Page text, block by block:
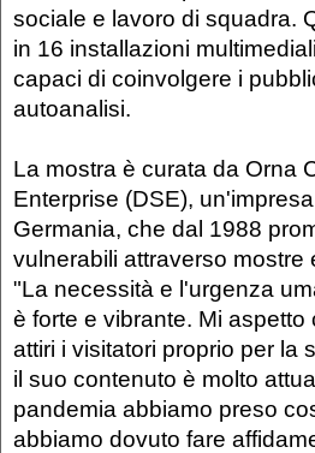
sociale e lavoro di squadra.
in 16 installazioni
capaci di coinvolgere i
autoanalisi.
La mostra è curata da Orna
Enterprise (DSE),
Germania, che dal 1988
vulnerabili attraverso
"La necessità e l'urgenza
è forte e vibrante. Mi
attiri i visitatori proprio per la
il suo contenuto è molto
pandemia abbiamo preso
abbiamo dovuto fare